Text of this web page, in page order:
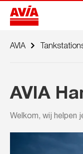
AVIA
AVIA
Welkom, wij helpen